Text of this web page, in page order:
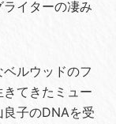
イターの凄み
ルウッドのフ
てきたミュー
子のDNAを受